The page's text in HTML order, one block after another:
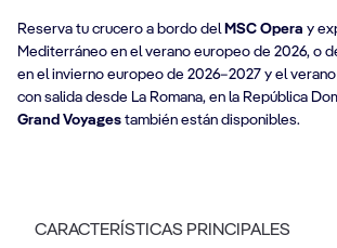
Reserva tu crucero a bordo del MSC Opera y
Mediterráneo en el verano europeo de 2026, o
en el invierno europeo de 2026–2027 y el
con salida desde La Romana, en la República
Grand Voyages también están disponibles.
CARACTERÍSTICAS PRINCIPALES